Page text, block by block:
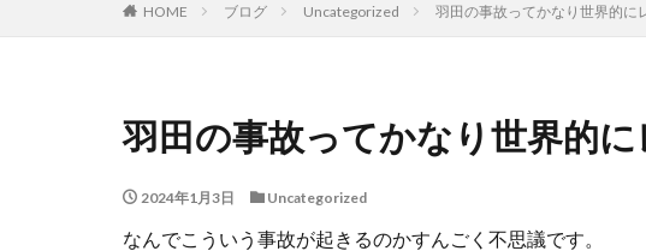
HOME ブログ Uncategorized 羽田の事故ってかなり世界的に
羽田の事故ってかなり世界的
2024年1月3日 Uncategorized
なんでこういう事故が起きるのかすんごく不思議です。